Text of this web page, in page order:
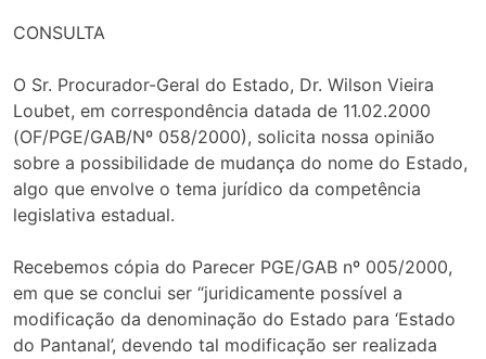
CONSULTA
O Sr. Procurador-Geral do Estado, Dr. Wilson Vieira
Loubet, em correspondência datada de 11.02.2000
(OF/PGE/GAB/Nº 058/2000), solicita nossa opinião
sobre a possibilidade de mudança do nome do Estado,
algo que envolve o tema jurídico da competência
legislativa estadual.
Recebemos cópia do Parecer PGE/GAB nº 005/2000,
em que se conclui ser “juridicamente possível a
modificação da denominação do Estado para ‘Estado
do Pantanal’, devendo tal modificação ser realizada